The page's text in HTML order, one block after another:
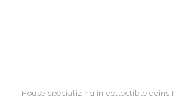
House specializing in collectible